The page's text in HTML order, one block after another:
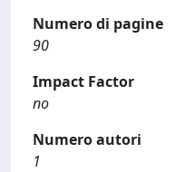
Numero di pagine
90
Impact Factor
no
Numero autori
1